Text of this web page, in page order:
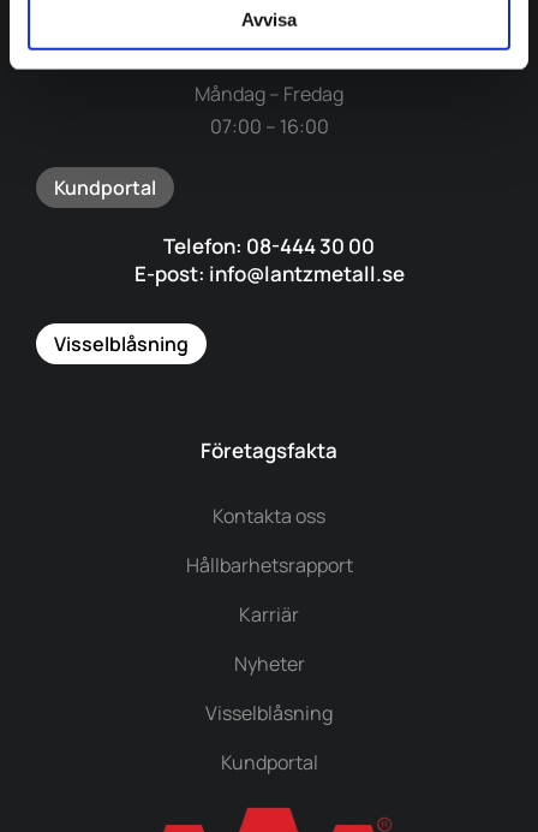
Avvisa
Öppettider:
Måndag – Fredag
07:00 – 16:00
Kundportal
Telefon: 08-444 30 00
E-post: info@lantzmetall.se
Visselblåsning
Företagsfakta
Kontakta oss
Hållbarhetsrapport
Karriär
Nyheter
Visselblåsning
Kundportal